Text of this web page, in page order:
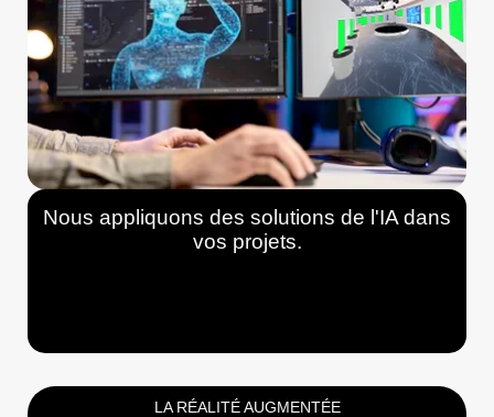
Nous appliquons des solutions de l'IA dans
vos projets.
LA RÉALITÉ AUGMENTÉE